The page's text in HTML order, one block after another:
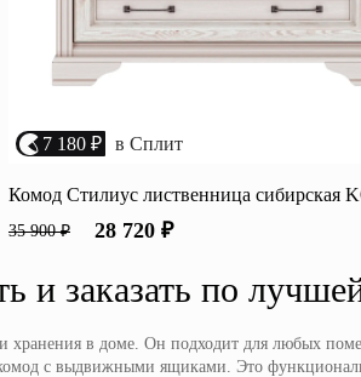
7 180 ₽ в Сплит
Комод Стилиус лиственница сибирская
35 900 ₽ 28 720 ₽
и заказать по
в доме. Он подходит для любых
с выдвижными ящиками. Это